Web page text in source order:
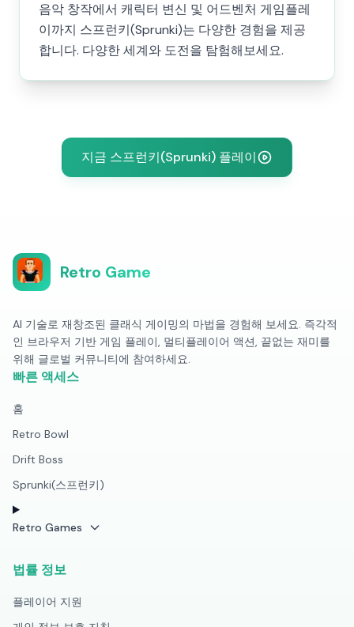
음악 창작에서 캐릭터 변신 및 어드벤처 게임플레
이까지 스프런키(Sprunki)는 다양한 경험을 제공
합니다. 다양한 세계와 도전을 탐험해보세요.
지금 스프런키(Sprunki) 플레이
Retro Game
AI 기술로 재창조된 클래식 게이밍의 마법을 경험해 보세요. 즉각적
인 브라우저 기반 게임 플레이, 멀티플레이어 액션, 끝없는 재미를
위해 글로벌 커뮤니티에 참여하세요.
빠른 액세스
홈
Retro Bowl
Drift Boss
Sprunki(스프런키)
Retro Games
법률 정보
플레이어 지원